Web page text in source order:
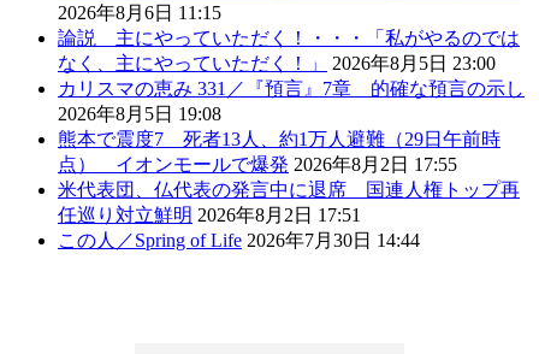
2026年8月6日 11:15
論説 主にやっていただく！・・・「私がやるのでは
なく、主にやっていただく！」
2026年8月5日 23:00
カリスマの恵み 331／『預言』7章 的確な預言の示し
2026年8月5日 19:08
熊本で震度7 死者13人、約1万人避難（29日午前時
点） イオンモールで爆発 2026年8月2日 17:55
米代表団、仏代表の発言中に退席 国連人権トップ再
任巡り対立鮮明 2026年8月2日 17:51
この人／Spring of Life 2026年7月30日 14:44